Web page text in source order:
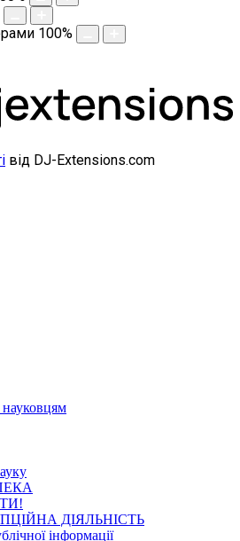
100%
від DJ-Extensions.com
науковцям
ДІЯЛЬНІСТЬ
інформації